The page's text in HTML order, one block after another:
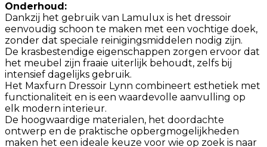
Onderhoud:
Dankzij het gebruik van Lamulux is het dressoir
eenvoudig schoon te maken met een vochtige doek,
zonder dat speciale reinigingsmiddelen nodig zijn.
De krasbestendige eigenschappen zorgen ervoor dat
het meubel zijn fraaie uiterlijk behoudt, zelfs bij
intensief dagelijks gebruik.
Het Maxfurn Dressoir Lynn combineert esthetiek met
functionaliteit en is een waardevolle aanvulling op
elk modern interieur.
De hoogwaardige materialen, het doordachte
ontwerp en de praktische opbergmogelijkheden
maken het een ideale keuze voor wie op zoek is naar